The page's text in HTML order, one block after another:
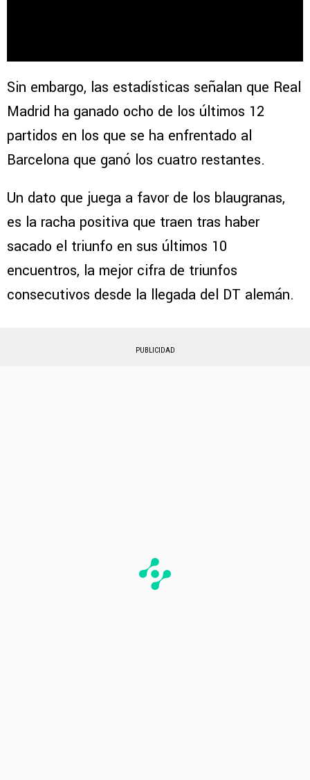
Sin embargo, las estadísticas señalan que Real
Madrid ha ganado ocho de los últimos 12
partidos en los que se ha enfrentado al
Barcelona que ganó los cuatro restantes.
Un dato que juega a favor de los blaugranas,
es la racha positiva que traen tras haber
sacado el triunfo en sus últimos 10
encuentros, la mejor cifra de triunfos
consecutivos desde la llegada del DT alemán.
PUBLICIDAD